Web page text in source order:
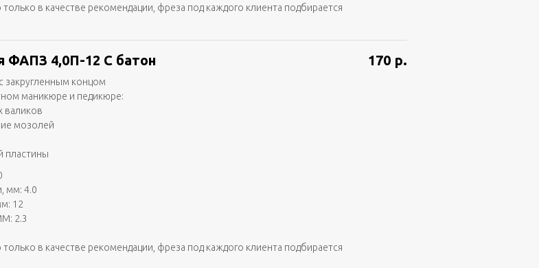
в качестве рекомендации, фреза под каждого клиента подбирается
ФАПЗ 4,0П-12 С батон
закругленным концом
маникюре и педикюре:
валиков
мозолей
пластины
мм: 4.0
12
2.3
в качестве рекомендации, фреза под каждого клиента подбирается
170 р.